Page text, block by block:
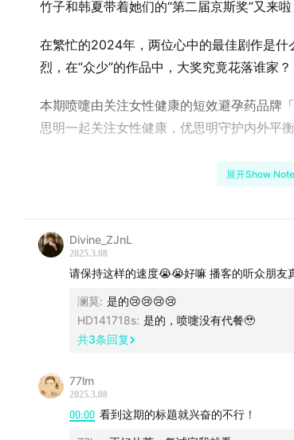
竹子和韩夏带着她们的“第二届京斯奖”又来啦
在繁忙的2024年，两位心中的最佳剧作是什
烈，在“众少”的作品中，大奖究竟花落谁家？
本期喷嚏由关注女性健康的短效避孕药品牌
思明一起关注女性健康，优思明守护内外平
作为当代女性，避孕的各种措施给了我们更
不了解，短效避孕药是WHO推荐的日常避孕
赛期。
目前短效避孕药已经发展到第四代了，成分
孕激素，更好吸收与代谢。科学避孕的同时
们的身体也有个好的状态。
真正实现健康和自在的生活方式，同时，也
正的自由。
时间码：
展开Show
Divine_ZJnL
2025.3.08
请保持这样的速度😭😭好嘛 播客的听众朋友
澜莫: 是的😢😢😢😢
HD141718s: 是的，喷嚏没有代餐🥹
共3条回复
77lm
2025.3.08
00:00 看到这期的标题就兴奋的不行！